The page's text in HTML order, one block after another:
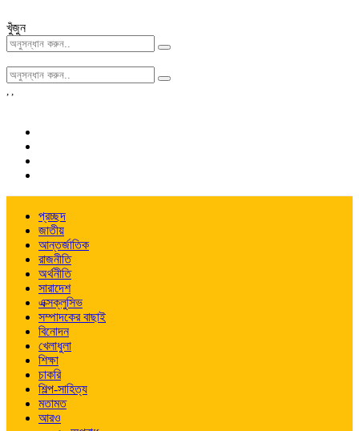
খুঁজুন
, ,
প্রচ্ছদ
জাতীয়
আন্তর্জাতিক
রাজনীতি
অর্থনীতি
সারাদেশ
এক্সক্লুসিভ
সম্পাদকের বাছাই
বিনোদন
খেলাধুলা
শিক্ষা
চাকরি
শিল্প-সাহিত্য
মতামত
আরও